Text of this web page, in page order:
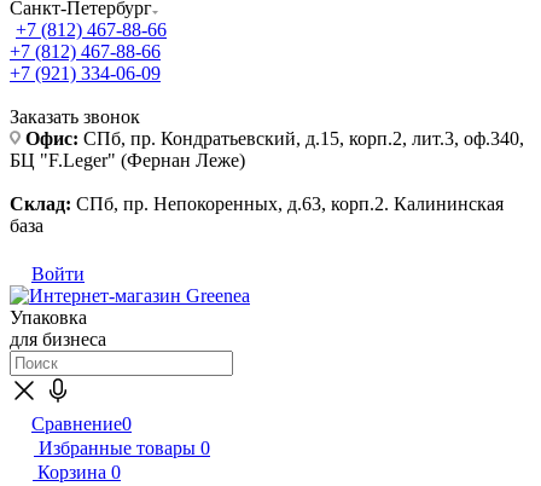
Санкт-Петербург
+7 (812) 467-88-66
+7 (812) 467-88-66
+7 (921) 334-06-09
Заказать звонок
Офис: СПб, пр. Кондратьевский, д.15, корп.2, лит.3, оф.340,
БЦ "F.Leger" (Фернан Леже)
Склад: СПб, пр. Непокоренных, д.63, корп.2. Калининская
база
Войти
Упаковка
для бизнеса
Сравнение0
Избранные товары 0
Корзина 0